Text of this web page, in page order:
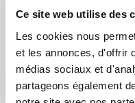
Ce site web utilise des
Les cookies nous
et les annonces, d'offrir
médias sociaux et
partageons également